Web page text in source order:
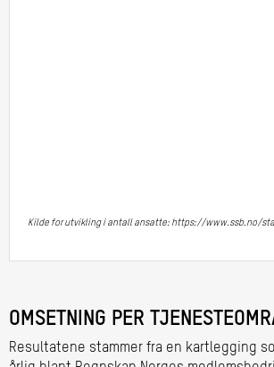
Kilde for utvikling i antall ansatte: https://www.ssb.no/
OMSETNING PER
Resultatene stammer fra en kartlegging